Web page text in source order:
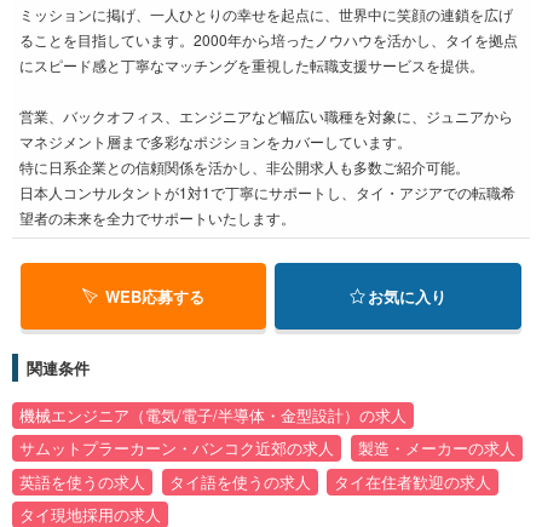
ミッションに掲げ、一人ひとりの幸せを起点に、世界中に笑顔の連鎖を広げ
ることを目指しています。2000年から培ったノウハウを活かし、タイを拠点
にスピード感と丁寧なマッチングを重視した転職支援サービスを提供。
営業、バックオフィス、エンジニアなど幅広い職種を対象に、ジュニアから
マネジメント層まで多彩なポジションをカバーしています。
特に日系企業との信頼関係を活かし、非公開求人も多数ご紹介可能。
日本人コンサルタントが1対1で丁寧にサポートし、タイ・アジアでの転職希
望者の未来を全力でサポートいたします。
WEB応募する お気に入り
関連条件
機械エンジニア（電気/電子/半導体・金型設計）の求人
サムットプラーカーン・バンコク近郊の求人
製造・メーカーの求人
英語を使うの求人
タイ語を使うの求人
タイ在住者歓迎の求人
タイ現地採用の求人